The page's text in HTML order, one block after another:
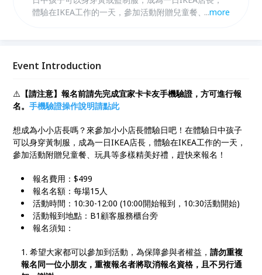
體驗在IKEA工作的一天，參加活動附贈兒童餐、玩具
...more
Event Introduction
⚠️ 【請注意】報名前請先完成宜家卡卡友手機驗證，方可進行報
名。手機驗證操作說明請點此
想成為小小店長嗎？來參加小小店長體驗日吧！在體驗日中孩子
可以身穿黃制服，成為一日IKEA店長，體驗在IKEA工作的一天，
參加活動附贈兒童餐、玩具等多樣精美好禮，趕快來報名！
報名費用：$499
報名名額：每場15人
活動時間：10:30-12:00 (10:00開始報到，10:30活動開始)
活動報到地點：B1顧客服務櫃台旁
報名須知：
希望大家都可以參加到活動，為保障參與者權益，請勿重複
報名同一位小朋友，重複報名者將取消報名資格，且不另行通